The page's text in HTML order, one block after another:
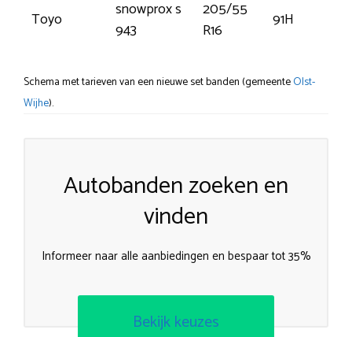
Toyo
snowprox s
943
205/55
R16
91H
Schema met tarieven van een nieuwe set banden (gemeenteOlst-
Wijhe).
Autobanden zoeken en
vinden
Informeer naar alle aanbiedingen en bespaar tot 35%
Bekijk keuzes